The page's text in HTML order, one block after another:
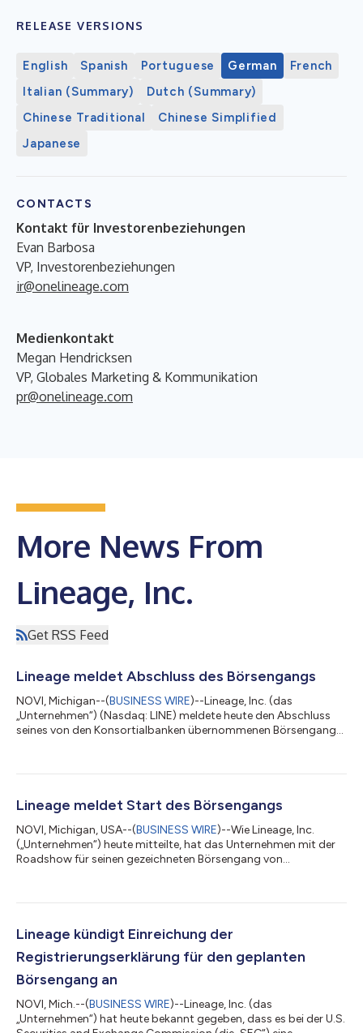
RELEASE VERSIONS
English Spanish Portuguese German
French
Italian (Summary)
Dutch (Summary)
Chinese Traditional
Chinese Simplified
Japanese
CONTACTS
Kontakt für Investorenbeziehungen
Evan Barbosa
VP, Investorenbeziehungen
ir@onelineage.com
Medienkontakt
Megan Hendricksen
VP, Globales Marketing & Kommunikation
pr@onelineage.com
More News From
Lineage, Inc.
Get RSS Feed
Lineage meldet Abschluss des Börsengangs
NOVI, Michigan--(BUSINESS WIRE)--Lineage, Inc. (das
„Unternehmen“) (Nasdaq: LINE) meldete heute den Abschluss
seines von den Konsortialbanken übernommenen Börsengangs
4,2 Milliarden USD nach Abzug der Konsortialabschläge und
zahlenden Aufwendungen. Das Unternehmen beabsichtigt, den
Nettoerlös aus dem Börsengang zur Rü...
Lineage meldet Start des Börsengangs
NOVI, Michigan, USA--(BUSINESS WIRE)--Wie Lineage, Inc.
(„Unternehmen“) heute mitteilte, hat das Unternehmen mit der
Roadshow für seinen gezeichneten Börsengang von
zu 7.050.000 zusätzliche Stammaktien des Unternehmens
Provisionen zu erwerben. Der Emissionspreis wird
voraussichtlich zwischen 70,00 und 82,00 US-Dollar je Aktie...
Lineage kündigt Einreichung der
Registrierungserklärung für den geplanten
Börsengang an
NOVI, Mich.--(BUSINESS WIRE)--Lineage, Inc. (das
„Unternehmen“) hat heute bekannt gegeben, dass es bei der U.S.